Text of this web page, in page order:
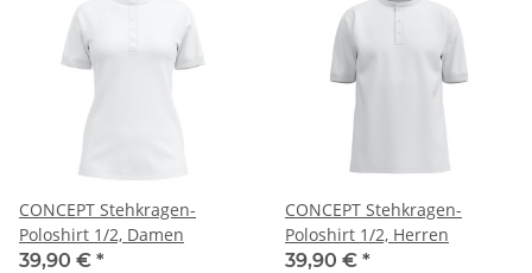
CONCEPT Stehkragen-
Poloshirt 1/2, Damen
39,90 € *
CONCEPT Stehkragen-
Poloshirt 1/2, Herren
39,90 € *